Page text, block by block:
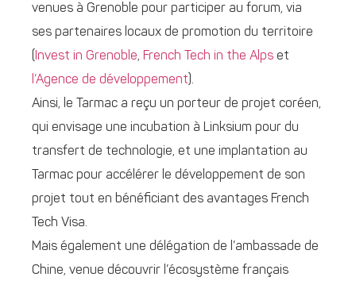
venues à Grenoble pour participer au forum, via
ses partenaires locaux de promotion du territoire
Invest in Grenoble, French Tech in the Alps et
l’Agence de développement).
Ainsi, le Tarmac a reçu un porteur de projet coréen,
qui envisage une incubation à Linksium pour du
transfert de technologie, et une implantation au
Tarmac pour accélérer le développement de son
projet tout en bénéficiant des avantages French
Tech Visa.
Mais également une délégation de l’ambassade de
Chine, venue découvrir l’écosystème français